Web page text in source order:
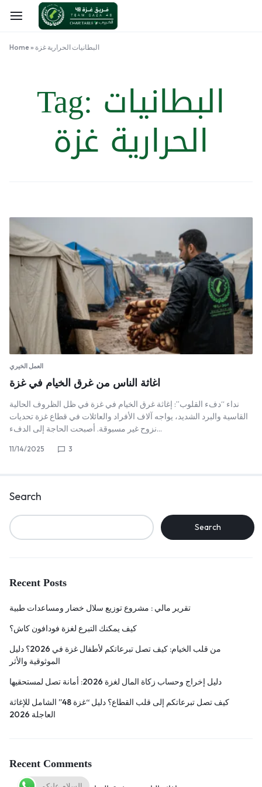
Home» البطانيات الحرارية غزة
Tag: البطانيات
الحرارية غزة
العمل الخيري
اغاثة الناس من غرق الخيام في غزة
نداء “دفء القلوب”: إغاثة غرق الخيام في غزة ​في ظل الظروف الحالية
القاسية والبرد الشديد، يواجه آلاف الأفراد والعائلات في قطاع غزة تحديات
نزوح غير مسبوقة. أصبحت الحاجة إلى الدفء…
11/14/2025 3
Search
Search
Recent Posts
تقرير مالي : مشروع توزيع سلال خضار ومساعدات طبية
كيف يمكنك التبرع لغزة فودافون كاش؟
من قلب الخيام: كيف تصل تبرعاتكم لأطفال غزة في 2026؟ دليل
الموثوقية والأثر
دليل إخراج وحساب زكاة المال لغزة 2026: أمانة تصل لمستحقيها
كيف تصل تبرعاتكم إلى قلب القطاع؟ دليل “غزة 48” الشامل للإغاثة
العاجلة 2026
Recent Comments